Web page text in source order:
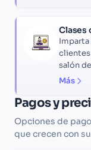
Clases
Imparta
clientes
salón
Más
Pagos y
Opciones de
que crecen con